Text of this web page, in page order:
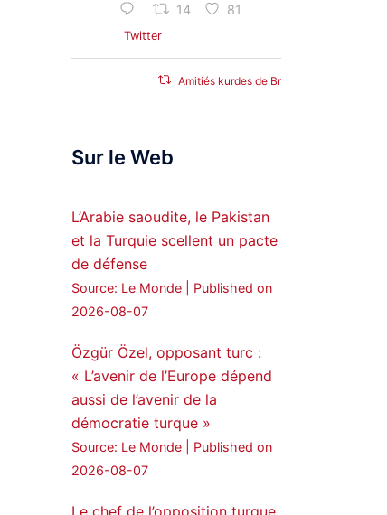
14 81
Twitter
Amitiés kurdes de Bretagne
25 Jan 2025
Forces, SDF appoints
hauro Abgar Daoud
from the ranks of
Syriac Military Council,
MFS as official
spokesperson. We
hauro.
ܟܫܝܪܘܬܐ ܒܘܠܝܬܐ ܚܘܪܐ
28 249
Twitter
Sur le Web
L’Arabie saoudite, le Pakistan
et la Turquie scellent un pacte
de défense
Source: Le Monde
Published on
2026-08-07
Özgür Özel, opposant turc :
« L’avenir de l’Europe dépend
aussi de l’avenir de la
démocratie turque »
Source: Le Monde
Published on
2026-08-07